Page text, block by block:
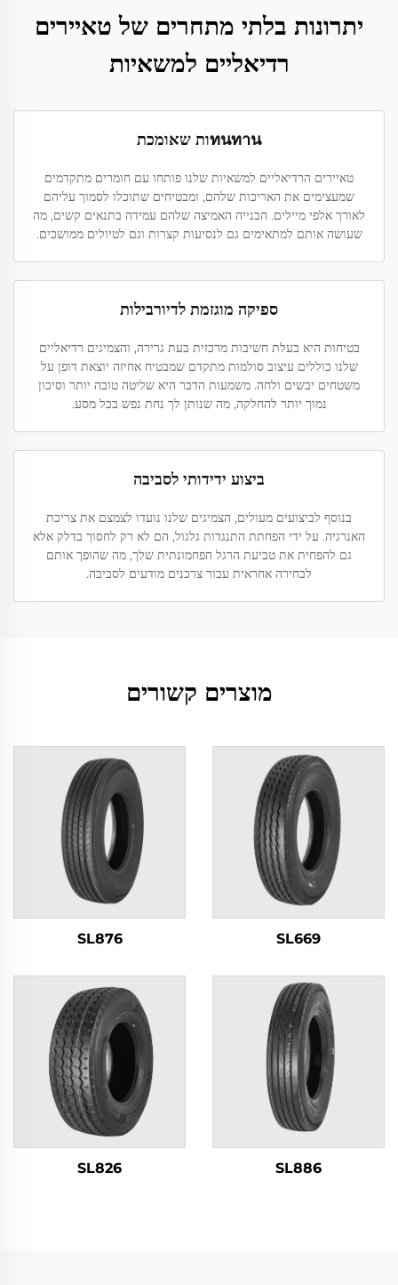
יתרונות בלתי מתחרים של טאיירים
רדיאליים למשאיות
ทนทานות שאומכת
טאיירים הרדיאליים למשאיות שלנו פותחו עם חומרים מתקדמים
שמעצימים את האריכות שלהם, ומבטיחים שתוכלו לסמוך עליהם
לאורך אלפי מיילים. הבנייה האמיצה שלהם עמידה בתנאים קשים, מה
שעושה אותם למתאימים גם לנסיעות קצרות וגם לטיולים ממושכים.
ספיקה מוגזמת לדיורבילות
בטיחות היא בעלת חשיבות מרכזית בעת גרירה, והצמיגים רדיאליים
שלנו כוללים עיצוב סולמות מתקדם שמבטיח אחיזה יוצאת דופן על
משטחים יבשים ולחה. משמעות הדבר היא שליטה טובה יותר וסיכון
נמוך יותר להחלקה, מה שנותן לך נחת נפש בכל מסע.
ביצוע ידידותי לסביבה
בנוסף לביצועים מעולים, הצמיגים שלנו נועדו לצמצם את צריכת
האנרגיה. על ידי הפחתת התנגדות גלגול, הם לא רק לחסוך בדלק אלא
גם להפחית את טביעת הרגל הפחמונתית שלך, מה שהופך אותם
לבחירה אחראית עבור צרכנים מודעים לסביבה.
מוצרים קשורים
SL669
SL876
SL886
SL826